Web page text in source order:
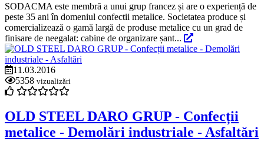
SODACMA este membră a unui grup francez și are o experiență de
peste 35 ani în domeniul confectii metalice. Societatea produce și
comercializează o gamă largă de produse metalice cu un grad de
finisare de neegalat: cabine de organizare șant...
11.03.2016
5358 vizualizări
OLD STEEL DARO GRUP - Confecții
metalice - Demolări industriale - Asfaltări